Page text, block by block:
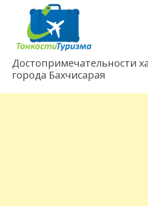
Достопримечательности
города Бахчисарая